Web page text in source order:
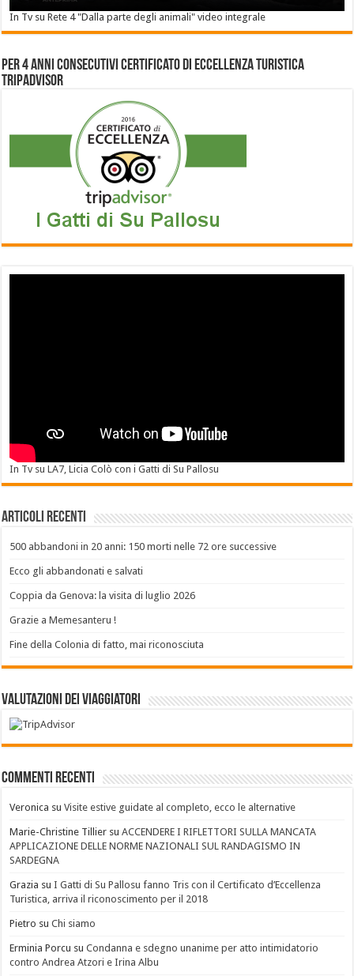
In Tv su Rete 4 "Dalla parte degli animali" video integrale
Per 4 anni consecutivi Certificato di Eccellenza Turistica
Tripadvisor
In Tv su LA7, Licia Colò con i Gatti di Su Pallosu
Articoli recenti
500 abbandoni in 20 anni: 150 morti nelle 72 ore successive
Ecco gli abbandonati e salvati
Coppia da Genova: la visita di luglio 2026
Grazie a Memesanteru !
Fine della Colonia di fatto, mai riconosciuta
Valutazioni dei Viaggiatori
Commenti recenti
Veronica suVisite estive guidate al completo, ecco le alternative
Marie-Christine Tillier suACCENDERE I RIFLETTORI SULLA MANCATA
APPLICAZIONE DELLE NORME NAZIONALI SUL RANDAGISMO IN
SARDEGNA
Grazia suI Gatti di Su Pallosu fanno Tris con il Certificato d’Eccellenza
Turistica, arriva il riconoscimento per il 2018
Pietro suChi siamo
Erminia Porcu suCondanna e sdegno unanime per atto intimidatorio
contro Andrea Atzori e Irina Albu